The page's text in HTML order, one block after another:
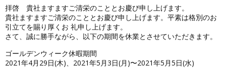
拝啓 貴社ますますご清栄のこととお慶び申し上げます。
貴社ますますご清栄のこととお慶び申し上げます。平素は格別のお
引立てを賜り厚くお 礼申し上げます。
さて、誠に勝手ながら、以下の期間を休業とさせていただきます。
ゴールデンウィーク休暇期間
2021年4月29日(木)、2021年5月3日(月)〜2021年5月5日(水)